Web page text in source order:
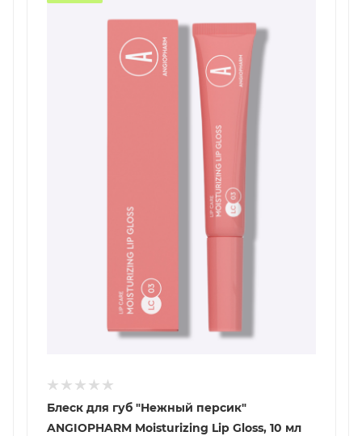
Блеск для губ "Нежный персик"
ANGIOPHARM Moisturizing Lip Gloss, 10 мл